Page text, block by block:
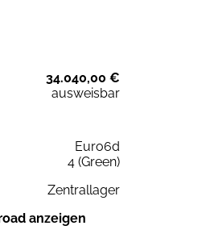
34.040,00 €
ausweisbar
Euro6d
4 (Green)
Zentrallager
anzeigen